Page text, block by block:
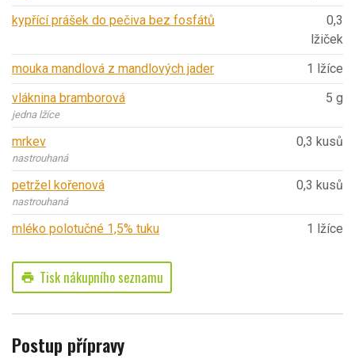
kypřící prášek do pečiva bez fosfátů
0,3
lžiček
mouka mandlová z mandlových jader
1 lžíce
vláknina bramborová
jedna lžíce
5 g
mrkev
nastrouhaná
0,3 kusů
petržel kořenová
nastrouhaná
0,3 kusů
mléko polotučné 1,5% tuku 1 lžíce
print Tisk nákupního seznamu
Postup přípravy